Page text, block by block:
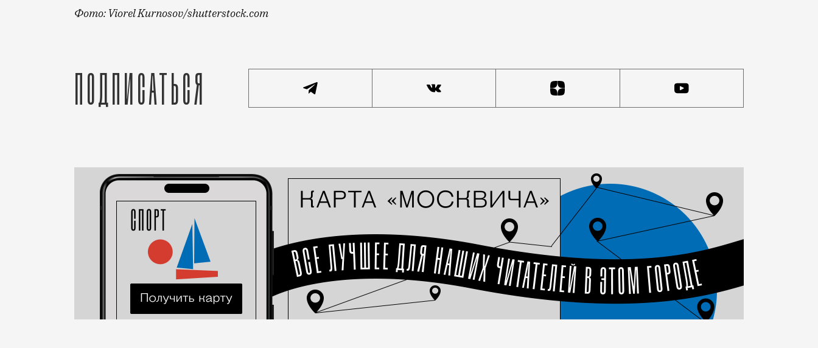
Фото: Viorel Kurnosov/shutterstock.com
Подписаться